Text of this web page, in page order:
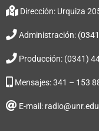
Dirección: Urquiza
Administración:
Producción: (0341)
Mensajes: 341 – 153
E-mail: